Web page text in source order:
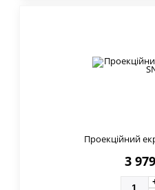
Проекційний
3